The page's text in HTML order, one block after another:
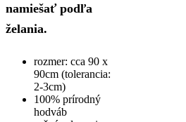
namiešať podľa
želania.
rozmer: cca 90 x
90cm (tolerancia:
2-3cm)
100% prírodný
hodváb